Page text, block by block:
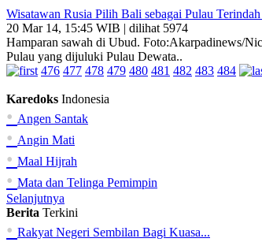
Wisatawan Rusia Pilih Bali sebagai Pulau
20 Mar 14, 15:45 WIB | dilihat 5974
Hamparan sawah di Ubud. Foto:Akarpadinews/
Pulau yang dijuluki Pulau Dewata..
476 477 478 479 480 481 482 483 484
Karedoks Indonesia
• Angen Santak
• Angin Mati
• Maal Hijrah
• Mata dan Telinga Pemimpin
Selanjutnya
Berita Terkini
• Rakyat Negeri Sembilan Bagi Kuasa...